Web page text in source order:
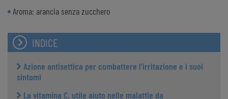
Aroma: arancia senza zucchero
INDICE
Azione antisettica per combattere l’irritazione e i suoi
sintomi
La vitamina C, utile aiuto nelle malattie da